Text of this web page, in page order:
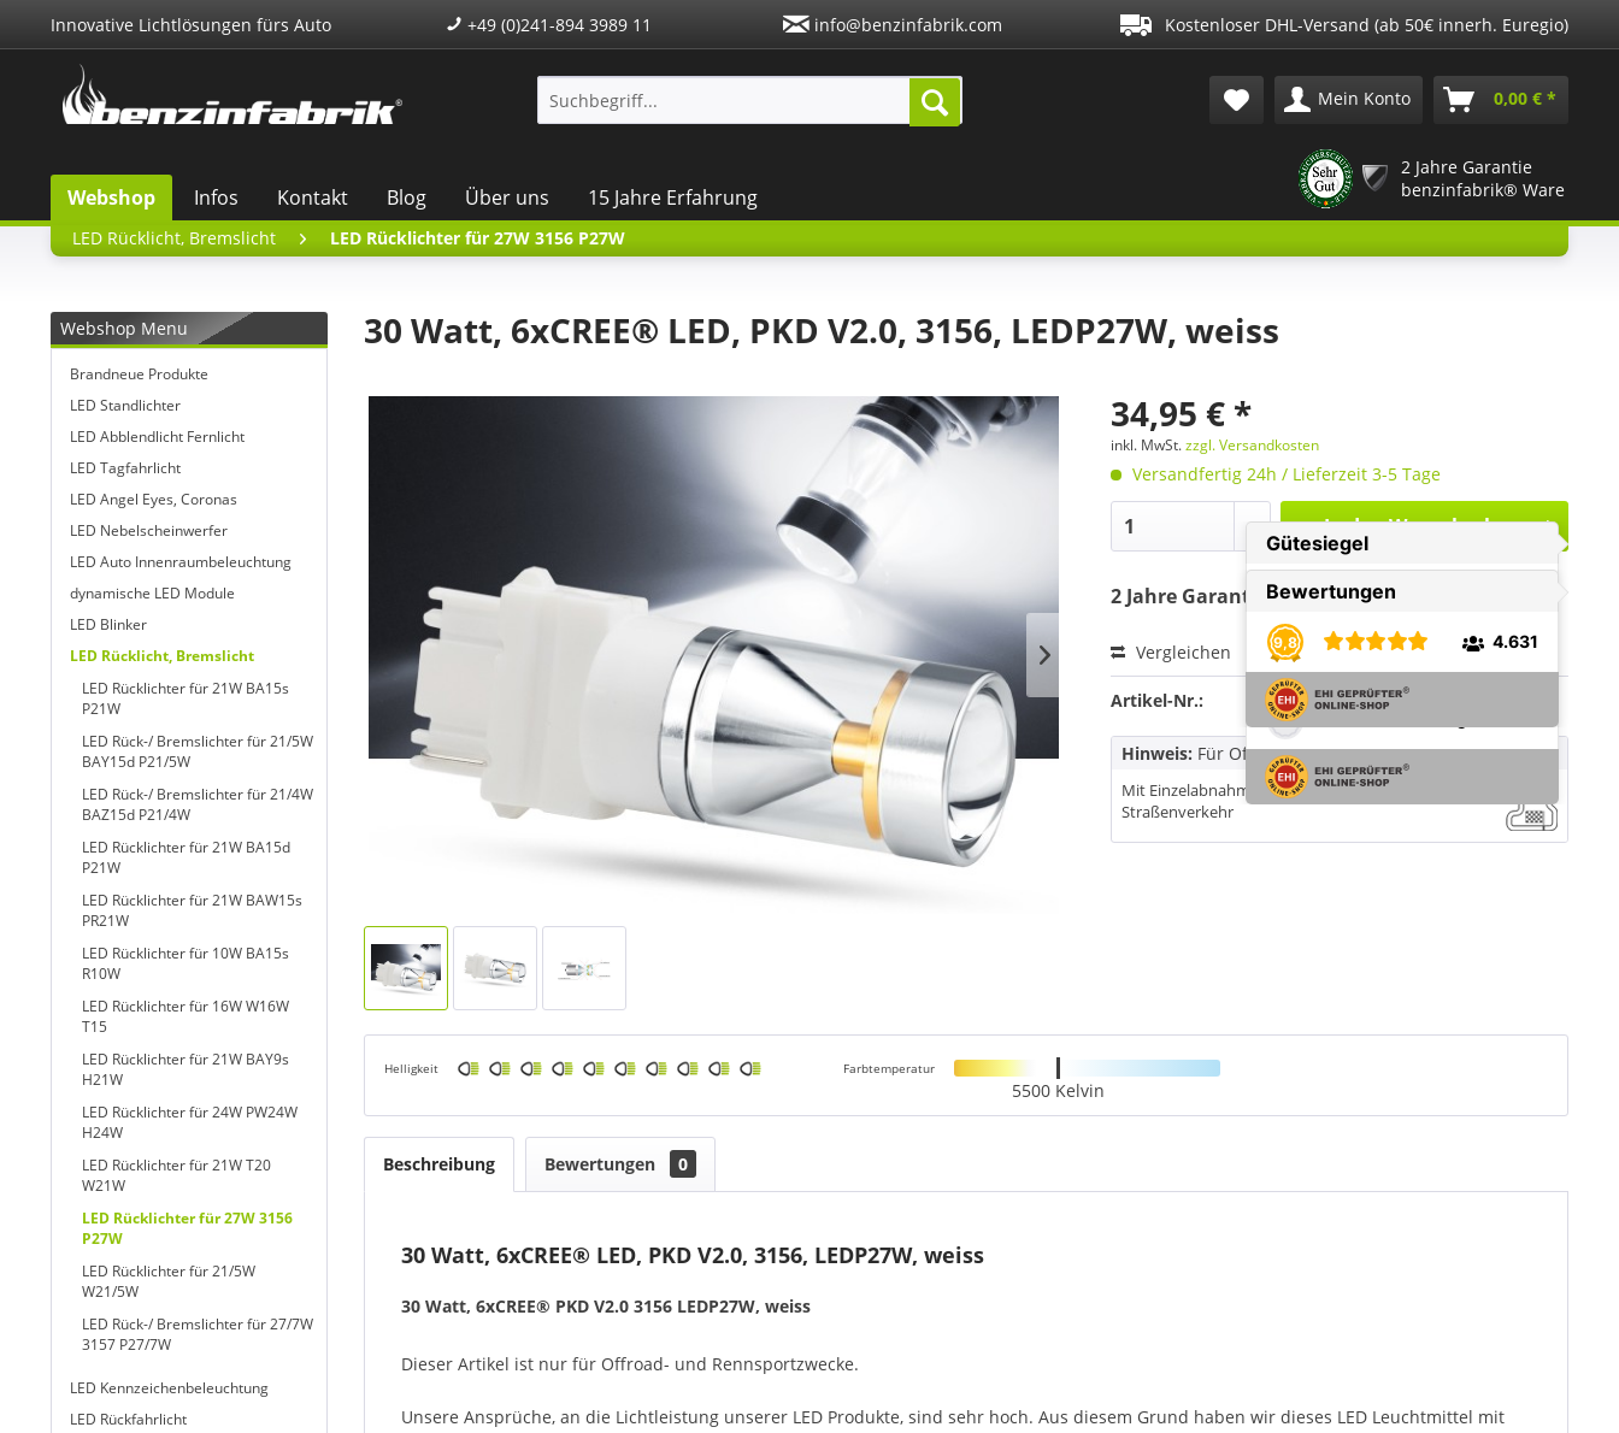
Innovative Lichtlösungen fürs Auto +49 (0)241-894 3989 11 info@benzinfabrik.com Kostenloser DHL-Versand (ab 50€ innerh. Euregio)
Mein Konto 0,00 € *
Webshop Infos Kontakt Blog Über uns 15 Jahre Erfahrung
2 Jahre Garantie
benzinfabrik® Ware
LED Rücklicht, Bremslicht LED Rücklichter für 27W 3156 P27W
Webshop Menu
Brandneue Produkte
LED Standlichter
LED Abblendlicht Fernlicht
LED Tagfahrlicht
LED Angel Eyes, Coronas
LED Nebelscheinwerfer
LED Auto Innenraumbeleuchtung
dynamische LED Module
LED Blinker
LED Rücklicht, Bremslicht
LED Rücklichter für 21W BA15s
P21W
LED Rück-/ Bremslichter für 21/5W
BAY15d P21/5W
LED Rück-/ Bremslichter für 21/4W
BAZ15d P21/4W
LED Rücklichter für 21W BA15d
P21W
LED Rücklichter für 21W BAW15s
PR21W
LED Rücklichter für 10W BA15s
R10W
LED Rücklichter für 16W W16W
T15
LED Rücklichter für 21W BAY9s
H21W
LED Rücklichter für 24W PW24W
H24W
LED Rücklichter für 21W T20
W21W
LED Rücklichter für 27W 3156
P27W
LED Rücklichter für 21/5W
W21/5W
LED Rück-/ Bremslichter für 27/7W
3157 P27/7W
LED Kennzeichenbeleuchtung
LED Rückfahrlicht
30 Watt, 6xCREE® LED, PKD V2.0, 3156, LEDP27W, weiss
34,95 € *
inkl. MwSt.zzgl. Versandkosten
Versandfertig 24h / Lieferzeit 3-5 Tage
In denWarenkorb
2 Jahre Garantie
Vergleichen Merken Bewerten
Artikel-Nr.: B7831561
Hinweis: Für Off-Road und Rennsport
Mit Einzelabnahme zulässig im öffentlichen
Straßenverkehr
Helligkeit Farbtemperatur
5500 Kelvin
Beschreibung Bewertungen 0
30 Watt, 6xCREE® LED, PKD V2.0, 3156, LEDP27W, weiss
30 Watt, 6xCREE® PKD V2.0 3156 LEDP27W, weiss
Dieser Artikel ist nur für Offroad- und Rennsportzwecke.
Unsere Ansprüche, an die Lichtleistung unserer LED Produkte, sind sehr hoch. Aus diesem Grund haben wir dieses LED Leuchtmittel mit